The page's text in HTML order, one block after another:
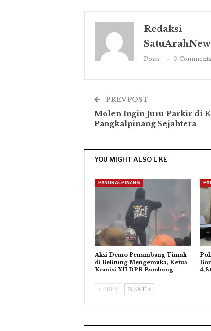
Redaksi
Posts
0 Comments
PREV POST
Molen Ingin Juru Parkir di
Pangkalpinang Sejahtera
YOU MIGHT ALSO LIKE
PANGKALPINANG
Aksi Demo Penambang Timah
di Belitung Mengemuka, Ketua
Komisi XII DPR Bambang…
PREV NEXT